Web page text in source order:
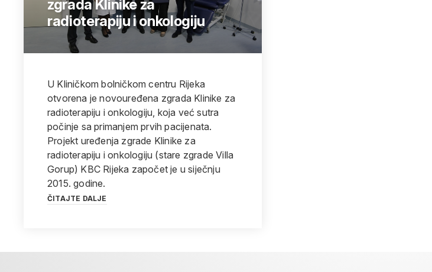
zgrada Klinike za
radioterapiju i onkologiju
U Kliničkom bolničkom centru Rijeka
otvorena je novouređena zgrada Klinike za
radioterapiju i onkologiju, koja već sutra
počinje sa primanjem prvih pacijenata.
Projekt uređenja zgrade Klinike za
radioterapiju i onkologiju (stare zgrade Villa
Gorup) KBC Rijeka započet je u siječnju
2015. godine.
ČITAJTE DALJE